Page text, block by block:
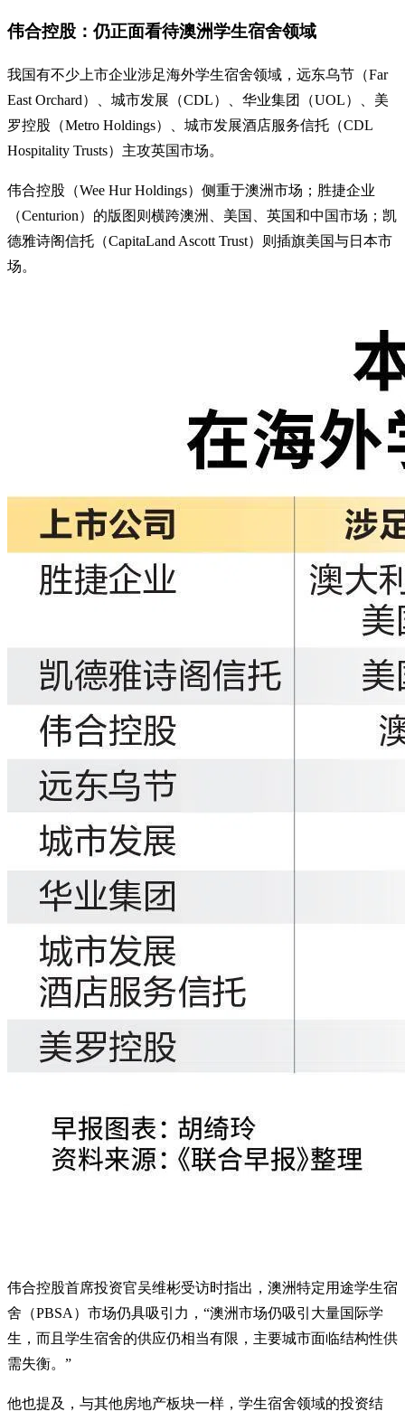
伟合控股：仍正面看待澳洲学生宿舍领域
我国有不少上市企业涉足海外学生宿舍领域，远东乌节（Far
East Orchard）、城市发展（CDL）、华业集团（UOL）、美
罗控股（Metro Holdings）、城市发展酒店服务信托（CDL
Hospitality Trusts）主攻英国市场。
伟合控股（Wee Hur Holdings）侧重于澳洲市场；胜捷企业
（Centurion）的版图则横跨澳洲、美国、英国和中国市场；凯
德雅诗阁信托（CapitaLand Ascott Trust）则插旗美国与日本市
场。
伟合控股首席投资官吴维彬受访时指出，澳洲特定用途学生宿
舍（PBSA）市场仍具吸引力，“澳洲市场仍吸引大量国际学
生，而且学生宿舍的供应仍相当有限，主要城市面临结构性供
需失衡。”
他也提及，与其他房地产板块一样，学生宿舍领域的投资结